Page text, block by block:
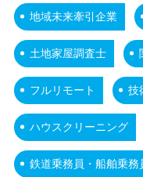
地域未来牽引企業
土地家屋調査士
フルリモート 技
ハウスクリーニング
鉄道乗務員・船舶乗務